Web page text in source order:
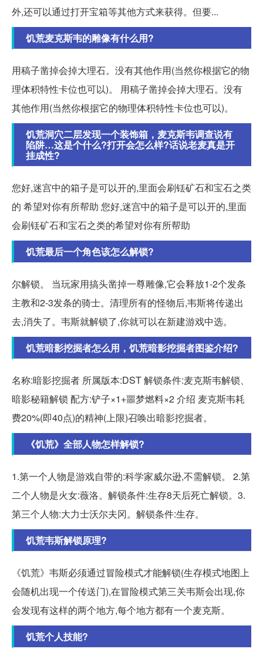
外,还可以通过打开宝箱等其他方式来获得。但要...
饥荒麦克斯韦的雕像有什么用?
用稿子凿掉会掉大理石。没有其他作用(当然你根据它的物
理体积特性卡位也可以)。 用稿子凿掉会掉大理石。没有
其他作用(当然你根据它的物理体积特性卡位也可以)。
饥荒洞穴二层发现一个装饰箱，麦克斯韦调查说有
陷阱…这是个什么?打开会怎么样?话说老麦真是开
挂成性?
您好,迷宫中的箱子是可以开的,里面会刷铥矿石和宝石之类
的 希望对你有所帮助 您好,迷宫中的箱子是可以开的,里面
会刷铥矿石和宝石之类的希望对你有所帮助
饥荒最后一个角色该怎么解锁?
尔解锁。 当玩家用搞头凿掉一尊雕像,它会释放1-2个发条
主教和2-3发条的骑士。清理所有的怪物后,韦斯将传递出
去,消失了。韦斯就解锁了,你就可以在新建游戏中选。
饥荒暗影挖掘者怎么用，饥荒暗影挖掘者图鉴介绍?
名称:暗影挖掘者 所属版本:DST 解锁条件:麦克斯韦解锁、
暗影秘籍解锁 配方:铲子×1+噩梦燃料×2 介绍 麦克斯韦耗
费20%(即40点)的精神(上限)召唤出暗影挖掘者。
《饥荒》全部人物怎样解锁?
1.第一个人物是游戏自带的:科学家威尔逊,不需解锁。 2.第
二个人物是火女:薇洛。解锁条件:生存8天后死亡解锁。3.
第三个人物:大力士沃尔夫冈。解锁条件:生存。
饥荒韦斯解锁原理?
《饥荒》韦斯必须通过冒险模式才能解锁(生存模式地图上
会随机出现一个传送门),在冒险模式第三关韦斯会出现,你
会发现有这样的两个地方,每个地方都有一个麦克斯。
饥荒个人技能?